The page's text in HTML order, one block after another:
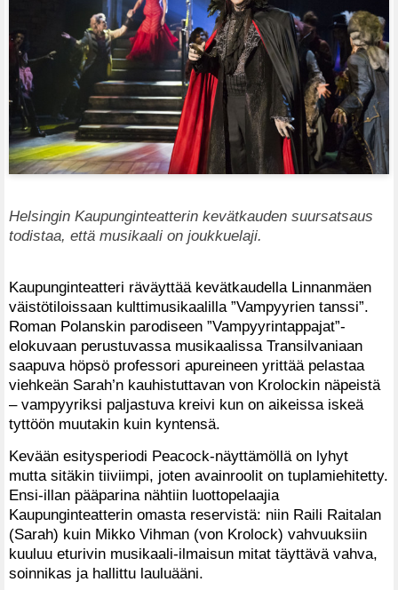
Helsingin Kaupunginteatterin kevätkauden suursatsaus
todistaa, että musikaali on joukkuelaji.
Kaupunginteatteri räväyttää kevätkaudella Linnanmäen
väistötiloissaan kulttimusikaalilla ”Vampyyrien tanssi”.
Roman Polanskin parodiseen ”Vampyyrintappajat”-
elokuvaan perustuvassa musikaalissa Transilvaniaan
saapuva höpsö professori apureineen yrittää pelastaa
viehkeän Sarah’n kauhistuttavan von Krolockin näpeistä
– vampyyriksi paljastuva kreivi kun on aikeissa iskeä
tyttöön muutakin kuin kyntensä.
Kevään esitysperiodi Peacock-näyttämöllä on lyhyt
mutta sitäkin tiiviimpi, joten avainroolit on tuplamiehitetty.
Ensi-illan pääparina nähtiin luottopelaajia
Kaupunginteatterin omasta reservistä: niin Raili Raitalan
(Sarah) kuin Mikko Vihman (von Krolock) vahvuuksiin
kuuluu eturivin musikaali-ilmaisun mitat täyttävä vahva,
soinnikas ja hallittu lauluääni.